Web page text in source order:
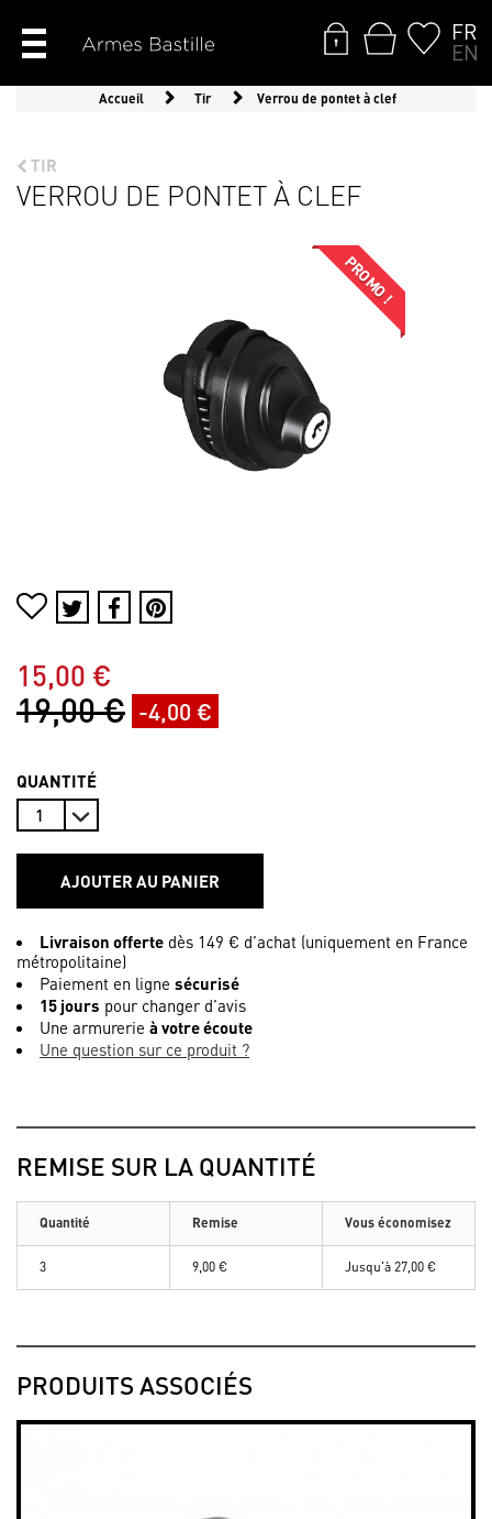
FR
EN
Accueil Tir Verrou de pontet à clef
TIR
VERROU DE PONTET À CLEF
PROMO !
15,00 €
19,00 € -4,00 €
QUANTITÉ
AJOUTER AU PANIER
Livraison offerte dès 149 € d’achat (uniquement en France
métropolitaine)
Paiement en ligne sécurisé
15 jours pour changer d’avis
Une armurerie à votre écoute
Une question sur ce produit ?
REMISE SUR LA QUANTITÉ
Quantité Remise Vous économisez
3 9,00 € Jusqu'à 27,00 €
PRODUITS ASSOCIÉS